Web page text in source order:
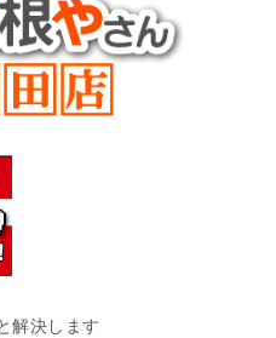
解決します